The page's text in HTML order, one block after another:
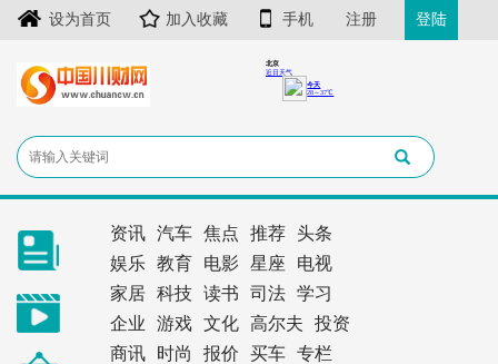
设为首页 加入收藏 手机 注册 登陆
资讯 汽车 焦点 推荐
头条
娱乐
教育 电影 星座
电视
家居
科技 读书 司法
学习
企业
游戏 文化 高尔夫
投资
商讯
时尚 报价 买车
专栏